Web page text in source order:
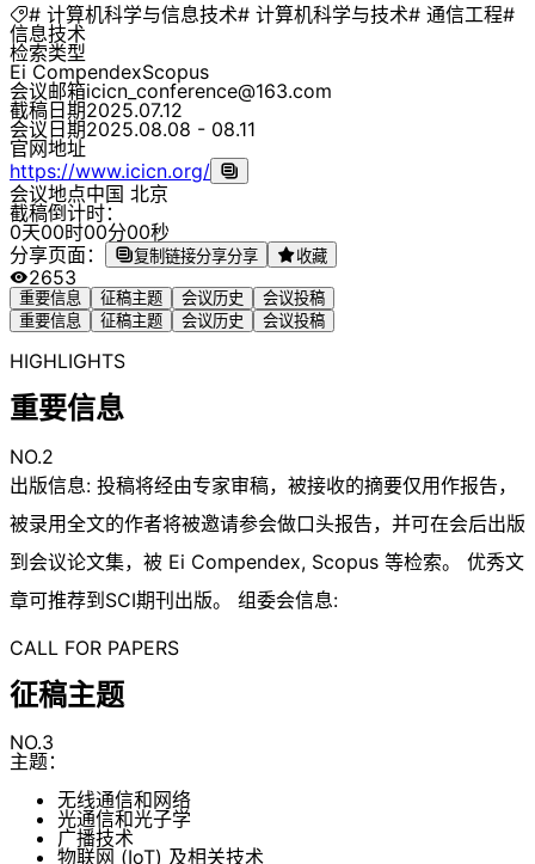
# 计算机科学与信息技术# 计算机科学与技术# 通信工程#
信息技术
检索类型
Ei CompendexScopus
会议邮箱icicn_conference@163.com
截稿日期2025.07.12
会议日期2025.08.08 - 08.11
官网地址
https://www.icicn.org/
会议地点中国 北京
截稿倒计时：
0天00时00分00秒
分享页面：
复制链接分享分享 收藏
2653
重要信息 征稿主题 会议历史
会议投稿
重要信息
征稿主题 会议历史 会议投稿
HIGHLIGHTS
重要信息
NO.2
出版信息: 投稿将经由专家审稿，被接收的摘要仅用作报告，
被录用全文的作者将被邀请参会做口头报告，并可在会后出版
到会议论文集，被 Ei Compendex, Scopus 等检索。 优秀文
章可推荐到SCI期刊出版。 组委会信息:
CALL FOR PAPERS
征稿主题
NO.3
主题：
无线通信和网络
光通信和光子学
广播技术
物联网 (IoT) 及相关技术